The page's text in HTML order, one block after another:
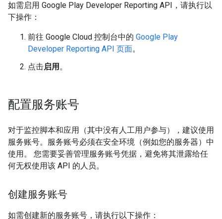
如需启用 Google Play Developer Reporting API，请执行以
下操作：
前往 Google Cloud 控制台中的 Google Play
Developer Reporting API 页面。
点击启用 。
配置服务账号
对于监控脚本和应用（其中没有人工用户参与），建议使用
服务账号。服务账号必须在安全环境（例如您的服务器）中
使用。 您需要妥善管理服务账号凭据，避免将其泄露给任
何无权使用该 API 的人员。
创建服务账号
如需创建新的服务账号，请执行以下操作：